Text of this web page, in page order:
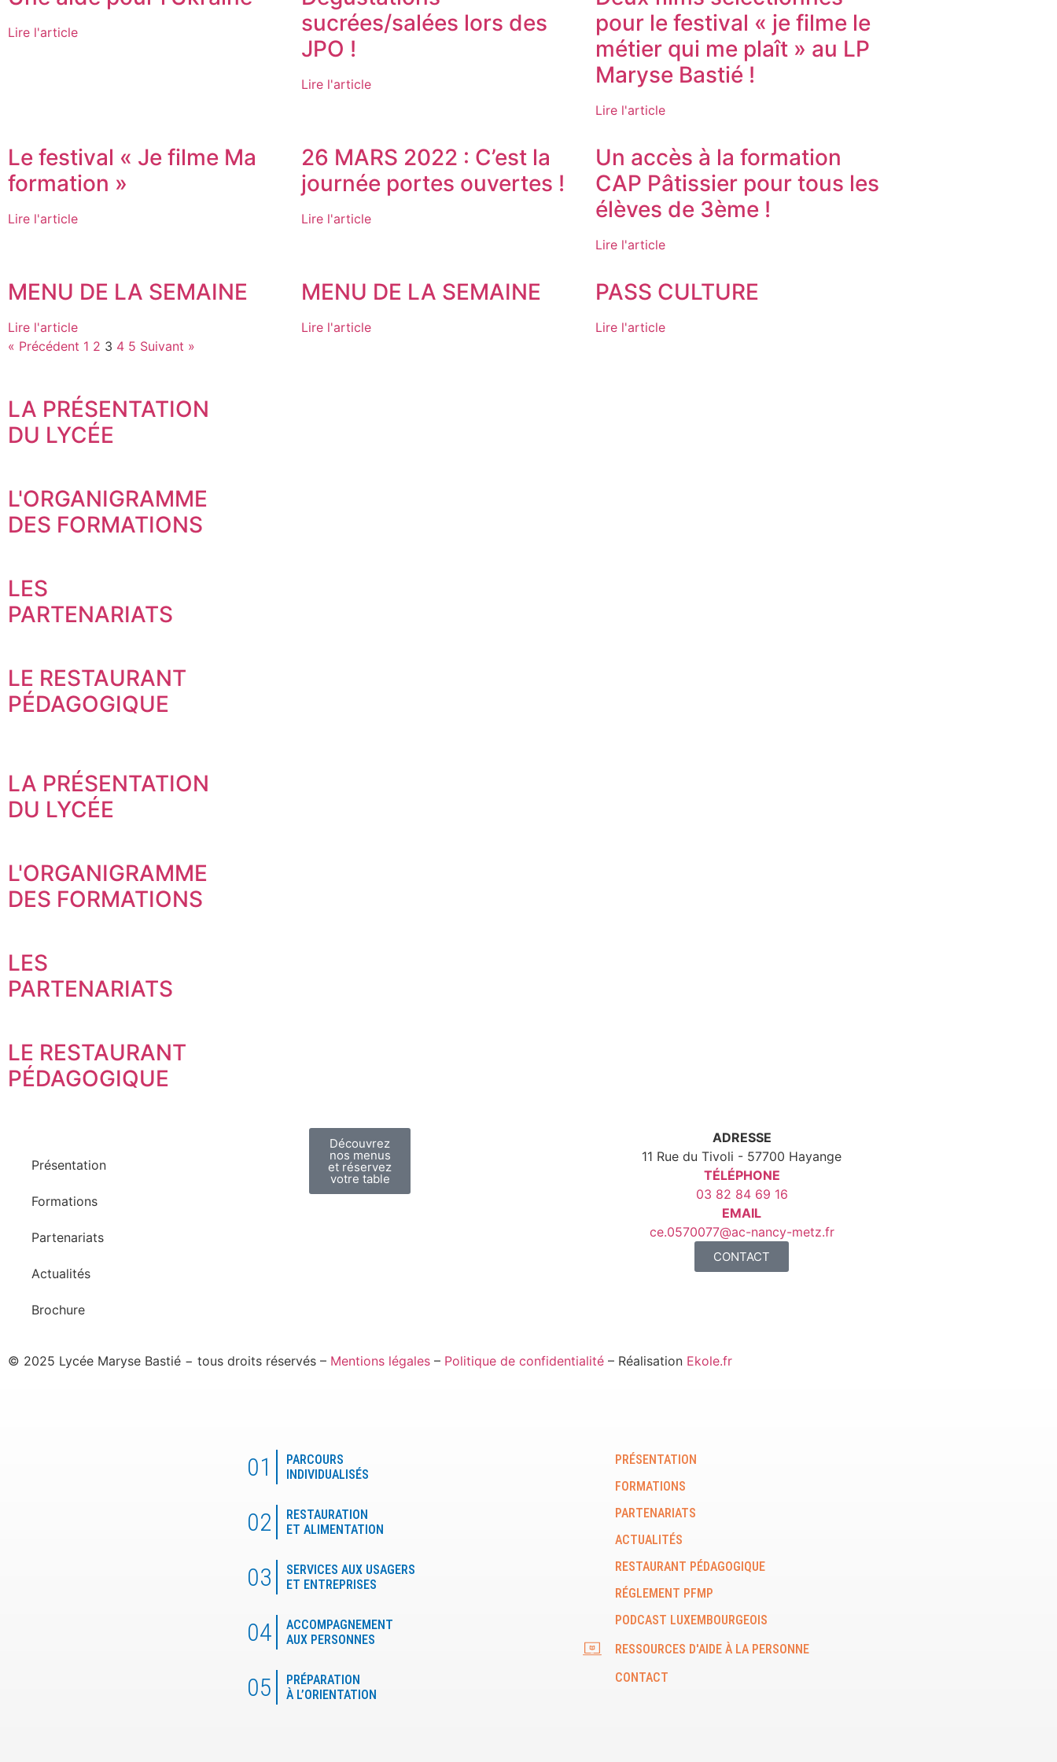
Lire l'article
sucrées/salées lors des
JPO !
Lire l'article
pour le festival « je filme le
métier qui me plaît » au LP
Maryse Bastié !
Lire l'article
Le festival « Je filme Ma
formation »
Lire l'article
26 MARS 2022 : C’est la
journée portes ouvertes !
Lire l'article
Un accès à la formation
CAP Pâtissier pour tous les
élèves de 3ème !
Lire l'article
MENU DE LA SEMAINE
Lire l'article
MENU DE LA SEMAINE
Lire l'article
PASS CULTURE
Lire l'article
« Précédent 1 2 3 4 5 Suivant »
LA PRÉSENTATION
DU LYCÉE
L'ORGANIGRAMME
DES FORMATIONS
LES
PARTENARIATS
LE RESTAURANT
PÉDAGOGIQUE
LA PRÉSENTATION
DU LYCÉE
L'ORGANIGRAMME
DES FORMATIONS
LES
PARTENARIATS
LE RESTAURANT
PÉDAGOGIQUE
Présentation
Formations
Partenariats
Actualités
Brochure
Découvrez
nos menus
et réservez
votre table
ADRESSE
11 Rue du Tivoli - 57700 Hayange
TÉLÉPHONE
03 82 84 69 16
EMAIL
ce.0570077@ac-nancy-metz.fr
CONTACT
© 2025 Lycée Maryse Bastié − tous droits réservés – Mentions légales – Politique de confidentialité – Réalisation Ekole.fr
01
PARCOURS
INDIVIDUALISÉS
02
RESTAURATION
ET ALIMENTATION
03
SERVICES AUX USAGERS
ET ENTREPRISES
04
ACCOMPAGNEMENT
AUX PERSONNES
05
PRÉPARATION
À L’ORIENTATION
PRÉSENTATION
FORMATIONS
PARTENARIATS
ACTUALITÉS
RESTAURANT PÉDAGOGIQUE
RÉGLEMENT PFMP
PODCAST LUXEMBOURGEOIS
RESSOURCES D'AIDE À LA PERSONNE
CONTACT